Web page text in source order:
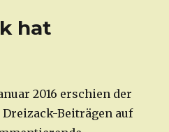
hat
2016 erschien der
Dreizack-Beiträgen auf